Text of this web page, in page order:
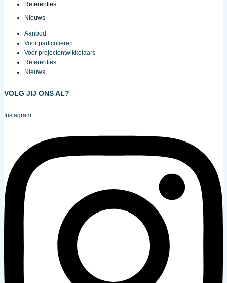
Referenties
Nieuws
Aanbod
Voor particulieren
Voor projectontwikkelaars
Referenties
Nieuws
VOLG JIJ ONS AL?
Instagram